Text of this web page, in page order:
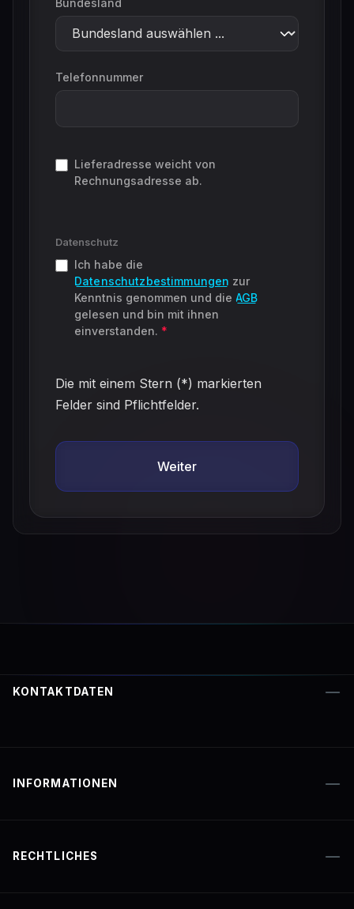
Telefonnummer
Lieferadresse weicht von
Rechnungsadresse ab.
Datenschutz
Ich habe die
Datenschutzbestimmungen zur
Kenntnis genommen und die AGB
gelesen und bin mit ihnen
einverstanden. *
Die mit einem Stern (*) markierten
Felder sind Pflichtfelder.
Weiter
KONTAKTDATEN
INFORMATIONEN
RECHTLICHES